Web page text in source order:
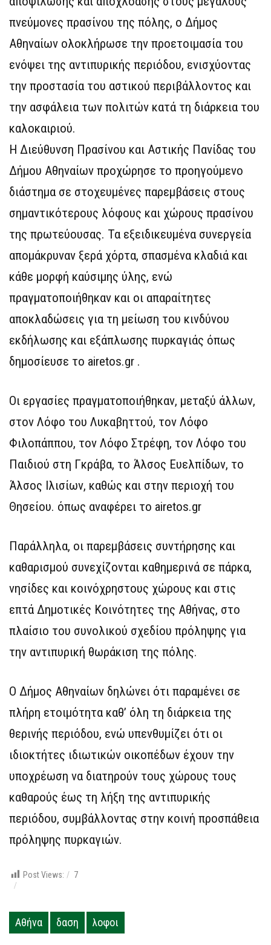
πνεύμονες πρασίνου της πόλης, ο Δήμος
Αθηναίων ολοκλήρωσε την προετοιμασία του
ενόψει της αντιπυρικής περιόδου, ενισχύοντας
την προστασία του αστικού περιβάλλοντος και
την ασφάλεια των πολιτών κατά τη διάρκεια του
καλοκαιριού.
Η Διεύθυνση Πρασίνου και Αστικής Πανίδας του
Δήμου Αθηναίων προχώρησε το προηγούμενο
διάστημα σε στοχευμένες παρεμβάσεις στους
σημαντικότερους λόφους και χώρους πρασίνου
της πρωτεύουσας. Τα εξειδικευμένα συνεργεία
απομάκρυναν ξερά χόρτα, σπασμένα κλαδιά και
κάθε μορφή καύσιμης ύλης, ενώ
πραγματοποιήθηκαν και οι απαραίτητες
αποκλαδώσεις για τη μείωση του κινδύνου
εκδήλωσης και εξάπλωσης πυρκαγιάς όπως
δημοσίευσε το airetos.gr .
Οι εργασίες πραγματοποιήθηκαν, μεταξύ άλλων,
στον Λόφο του Λυκαβηττού, τον Λόφο
Φιλοπάππου, τον Λόφο Στρέφη, τον Λόφο του
Παιδιού στη Γκράβα, το Άλσος Ευελπίδων, το
Άλσος Ιλισίων, καθώς και στην περιοχή του
Θησείου. όπως αναφέρει το airetos.gr
Παράλληλα, οι παρεμβάσεις συντήρησης και
καθαρισμού συνεχίζονται καθημερινά σε πάρκα,
νησίδες και κοινόχρηστους χώρους και στις
επτά Δημοτικές Κοινότητες της Αθήνας, στο
πλαίσιο του συνολικού σχεδίου πρόληψης για
την αντιπυρική θωράκιση της πόλης.
Ο Δήμος Αθηναίων δηλώνει ότι παραμένει σε
πλήρη ετοιμότητα καθ’ όλη τη διάρκεια της
θερινής περιόδου, ενώ υπενθυμίζει ότι οι
ιδιοκτήτες ιδιωτικών οικοπέδων έχουν την
υποχρέωση να διατηρούν τους χώρους τους
καθαρούς έως τη λήξη της αντιπυρικής
περιόδου, συμβάλλοντας στην κοινή προσπάθεια
πρόληψης πυρκαγιών.​‌‍
Post Views: 7
Αθήνα δαση λοφοι